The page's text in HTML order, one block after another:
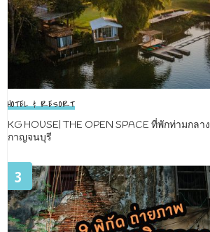
HOTEL & RESORT
KG HOUSE| THE OPEN SPACE ที่พักท่ามกล
กาญจนบุรี
3